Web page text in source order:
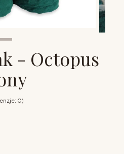
- Octopus
0)